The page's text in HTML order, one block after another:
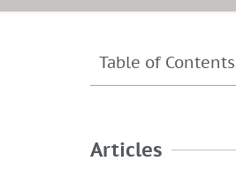
Table of Contents
Articles